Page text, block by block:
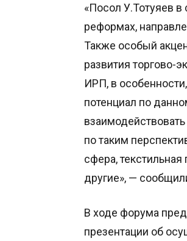
«Посол У.Тотуяев
реформах,
Также особый
развития торгово-
ИРП, в
потенциал по
по таким
сфера,
другие», —
В ходе форума
презентации об